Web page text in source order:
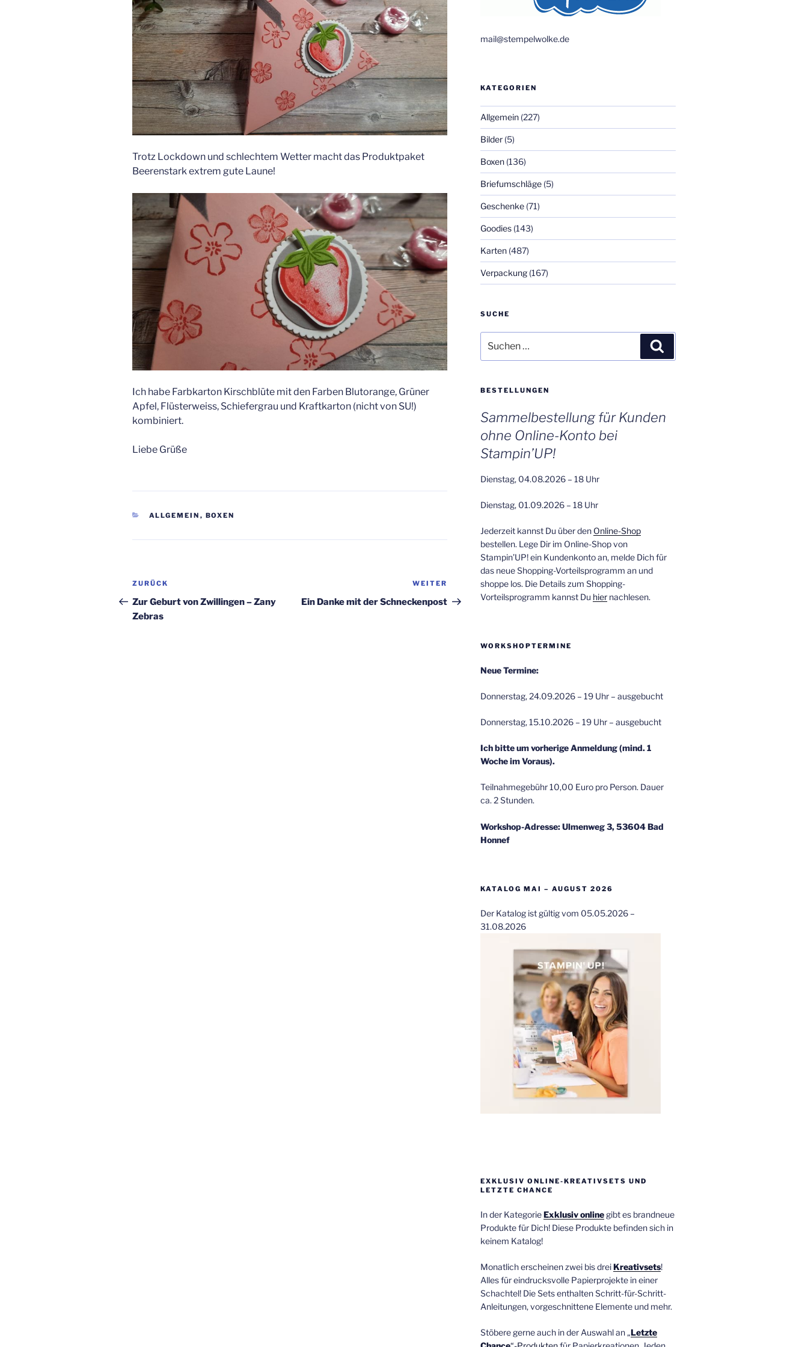
Trotz Lockdown und schlechtem Wetter macht das Produktpaket
Beerenstark extrem gute Laune!
Ich habe Farbkarton Kirschblüte mit den Farben Blutorange, Grüner
Apfel, Flüsterweiss, Schiefergrau und Kraftkarton (nicht von SU!)
kombiniert.
Liebe Grüße
KATEGORIEN
ALLGEMEIN , BOXEN
Beitragsnavigation
Vorheriger
Beitrag
ZURÜCK
Zur Geburt von Zwillingen – Zany
Zebras
Nächster
Beitrag
WEITER
Ein Danke mit der Schneckenpost
mail@stempelwolke.de
KATEGORIEN
Allgemein(227)
Bilder(5)
Boxen(136)
Briefumschläge(5)
Geschenke(71)
Goodies(143)
Karten(487)
Verpackung(167)
SUCHE
nach:
BESTELLUNGEN
Sammelbestellung für Kunden
ohne Online-Konto bei
Stampin’UP!
Dienstag, 04.08.2026 – 18 Uhr
Dienstag, 01.09.2026 – 18 Uhr
Jederzeit kannst Du über den Online-Shop
bestellen. Lege Dir im Online-Shop von
Stampin’UP! ein Kundenkonto an, melde Dich für
das neue Shopping-Vorteilsprogramm an und
shoppe los. Die Details zum Shopping-
Vorteilsprogramm kannst Du hiernachlesen.
WORKSHOPTERMINE
Neue Termine:
Donnerstag, 24.09.2026 – 19 Uhr – ausgebucht
Donnerstag, 15.10.2026 – 19 Uhr – ausgebucht
Ich bitte um vorherige Anmeldung (mind. 1
Woche im Voraus).
Teilnahmegebühr 10,00 Euro pro Person. Dauer
ca. 2 Stunden.
Workshop-Adresse: Ulmenweg 3, 53604 Bad
Honnef
KATALOG MAI – AUGUST 2026
Der Katalog ist gültig vom 05.05.2026 –
31.08.2026
EXKLUSIV ONLINE-KREATIVSETS UND
LETZTE CHANCE
In der KategorieExklusiv onlinegibt es brandneue
Produkte für Dich! Diese Produkte befinden sich in
keinem Katalog!
Monatlich erscheinen zwei bis drei Kreativsets!
Alles für eindrucksvolle Papierprojekte in einer
Schachtel! Die Sets enthalten Schritt-für-Schritt-
Anleitungen, vorgeschnittene Elemente und mehr.
Stöbere gerne auch in der Auswahl an „Letzte